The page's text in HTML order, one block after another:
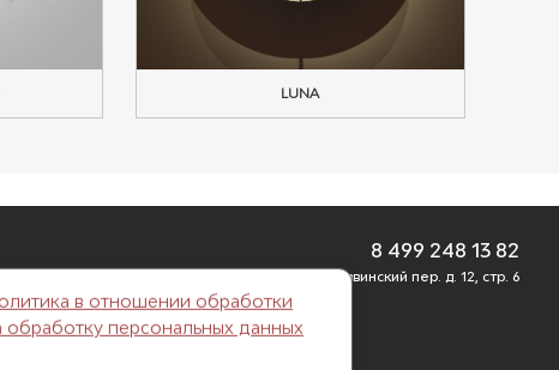
LUNA
в отношении обработки
обработку персональных данных
8 499 248 13 82
г. Москва, Б. Саввинский пер. д. 12, стр. 6